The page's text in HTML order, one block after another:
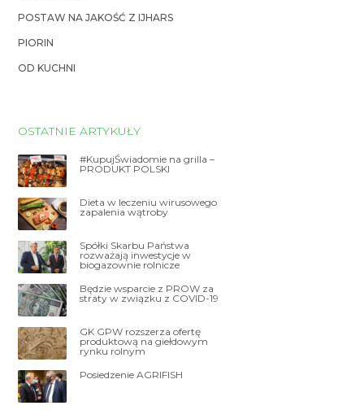
POSTAW NA JAKOŚĆ Z IJHARS
PIORIN
OD KUCHNI
OSTATNIE ARTYKUŁY
#KupujŚwiadomie na grilla –
PRODUKT POLSKI
Dieta w leczeniu wirusowego
zapalenia wątroby
Spółki Skarbu Państwa
rozważają inwestycje w
biogazownie rolnicze
Będzie wsparcie z PROW za
straty w związku z COVID-19
GK GPW rozszerza ofertę
produktową na giełdowym
rynku rolnym
Posiedzenie AGRIFISH